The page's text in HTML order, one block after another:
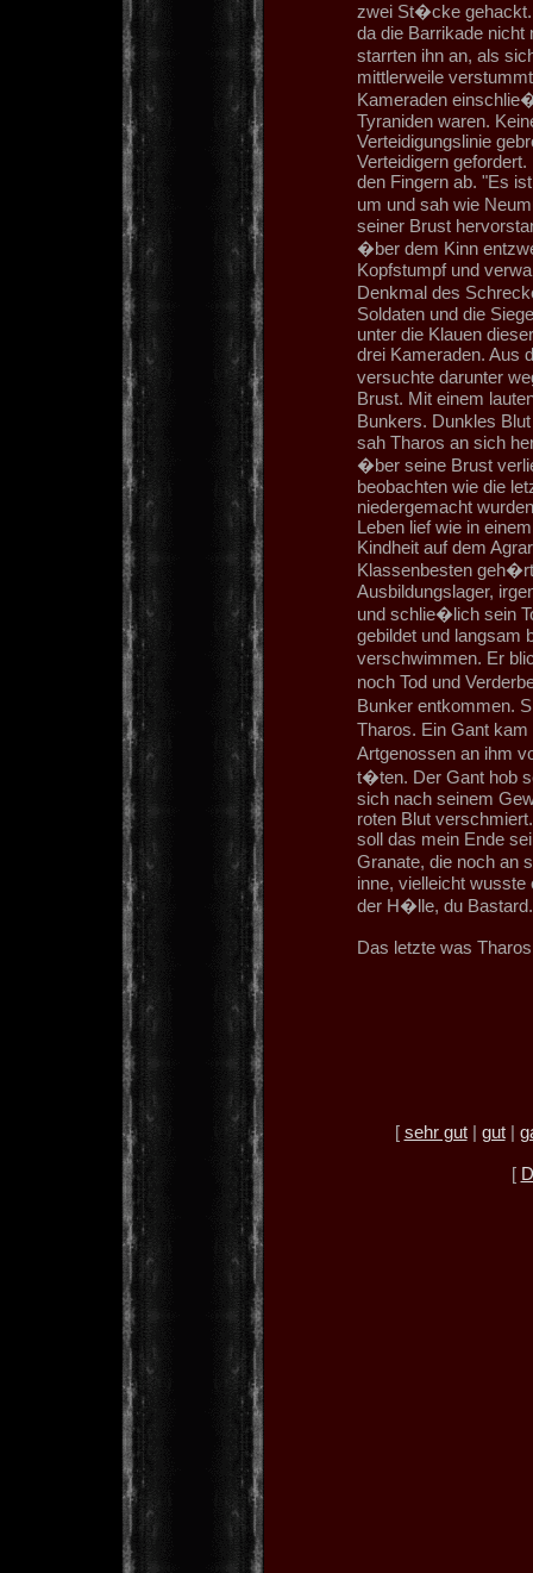
zwei St�cke
da die Barrikade nicht
starrten ihn an, als
mittlerweile
Kameraden
Tyraniden waren.
Verteidigungslinie
Verteidigern
den Fingern ab. "Es
um und sah wie
seiner Brust
�ber dem Kinn
Kopfstumpf und
Denkmal des
Soldaten und die
unter die Klauen
drei Kameraden. Aus
versuchte darunter
Brust. Mit einem
Bunkers. Dunkles
sah Tharos an sich
�ber seine Brust
beobachten wie die
niedergemacht
Leben lief wie in
Kindheit auf dem
Klassenbesten
Ausbildungslager,
und schlie�lich sein
gebildet und langsam
verschwimmen. Er
noch Tod und
Bunker entkommen.
Tharos. Ein Gant
Artgenossen an ihm
t�ten. Der Gant hob
sich nach seinem
roten Blut
soll das mein Ende
Granate, die noch an
inne, vielleicht
der H�lle, du
Das letzte was
[ sehr gut| gut|
[